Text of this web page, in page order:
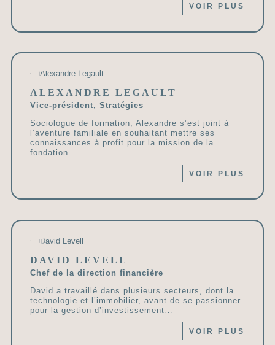
VOIR PLUS
ALEXANDRE LEGAULT
Vice-président, Stratégies
Sociologue de formation, Alexandre s’est joint à
l’aventure familiale en souhaitant mettre ses
connaissances à profit pour la mission de la
fondation…
VOIR PLUS
DAVID LEVELL
Chef de la direction financière
David a travaillé dans plusieurs secteurs, dont la
technologie et l’immobilier, avant de se passionner
pour la gestion d’investissement…
VOIR PLUS